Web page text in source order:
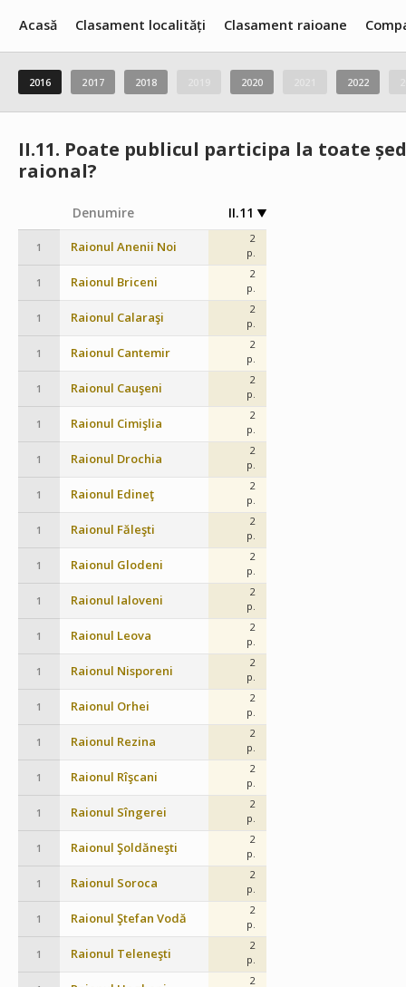
Acasă Clasament localități Clasament raioane
2016 2017 2018 2020 2022
II.11. Poate publicul participa la toate
raional?
Denumire II.11
1 Raionul Anenii Noi
2
p.
1 Raionul Briceni
2
p.
1 Raionul Calaraşi
2
p.
1 Raionul Cantemir
2
p.
1 Raionul Cauşeni
2
p.
1 Raionul Cimişlia
2
p.
1 Raionul Drochia
2
p.
1 Raionul Edineţ
2
p.
1 Raionul Făleşti
2
p.
1 Raionul Glodeni
2
p.
1 Raionul Ialoveni
2
p.
1 Raionul Leova
2
p.
1 Raionul Nisporeni
2
p.
1 Raionul Orhei
2
p.
1 Raionul Rezina
2
p.
1 Raionul Rîşcani
2
p.
1 Raionul Sîngerei
2
p.
1 Raionul Şoldăneşti
2
p.
1 Raionul Soroca
2
p.
1 Raionul Ştefan Vodă
2
p.
1 Raionul Teleneşti
2
p.
2